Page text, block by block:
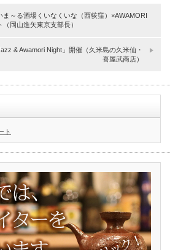
ま～る酒場くいなくいな（西荻窪）×AWAMORI
岡山進矢東京支部長）
& Awamori Night」開催（久米島の久米仙・
喜屋武商店）
ト